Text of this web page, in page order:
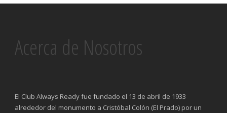
Acerca de Nosotros
El Club Always Ready fue fundado el 13 de abril de 1933
alrededor del monumento a Cristóbal Colón (El Prado) por un